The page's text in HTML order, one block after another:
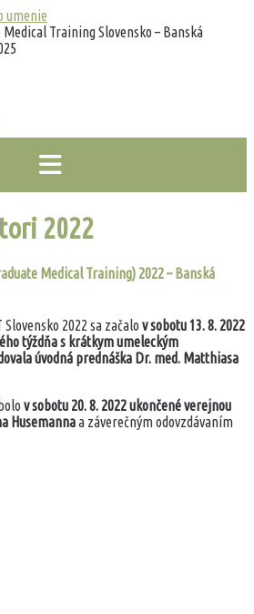
umenie
Training Slovensko – Banská
2022
Medical Training) 2022 – Banská
2022 sa začalo v sobotu 13. 8. 2022
týždňa s krátkym umeleckým
úvodná prednáška Dr. med. Matthiasa
v sobotu 20. 8. 2022 ukončené verejnou
Husemannaa záverečným odovzdávaním